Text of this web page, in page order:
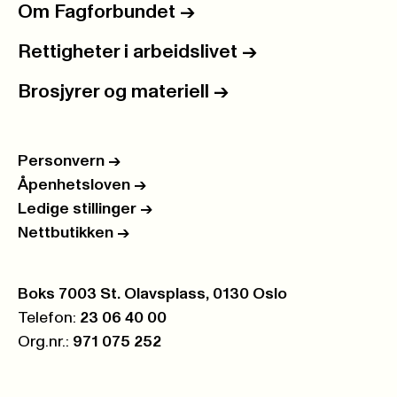
Om Fagforbundet ->
Rettigheter i arbeidslivet ->
Brosjyrer og materiell ->
Personvern ->
Åpenhetsloven ->
Ledige stillinger ->
Nettbutikken ->
Postboks:
Boks 7003 St. Olavsplass, 0130 Oslo
Telefon: 23 06 40 00
Org.nr.: 971 075 252